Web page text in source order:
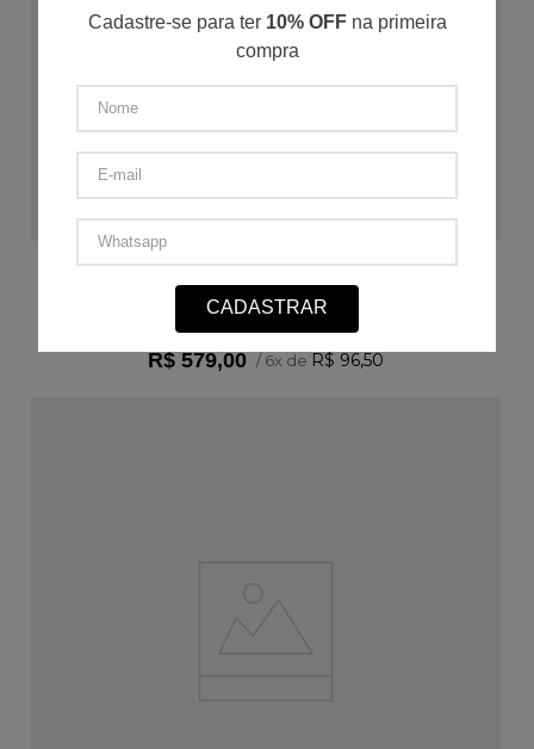
ADICIONAR AO CARRINHO
LINHO SUPREME M/L
R$ 579,00 /6x de R$ 96,50
Cadastre-se para ter 10% OFFna primeira
compra
CADASTRAR